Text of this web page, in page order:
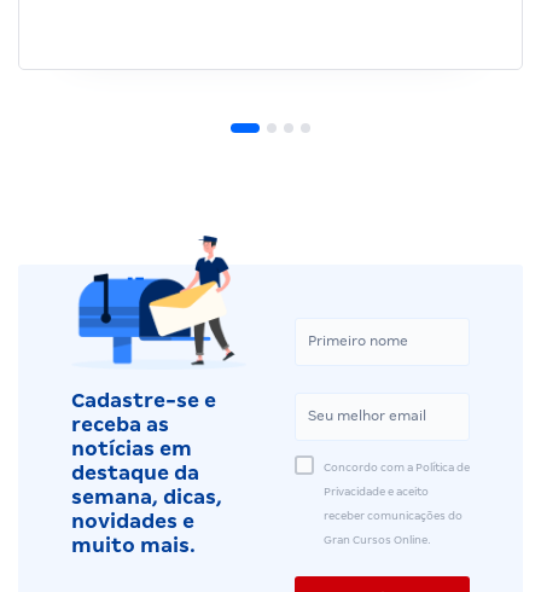
Cadastre-se e
receba as
notícias em
destaque da
semana, dicas,
novidades e
muito mais.
Concordo com a Política de
Privacidade e aceito
receber comunicações do
Gran Cursos Online.